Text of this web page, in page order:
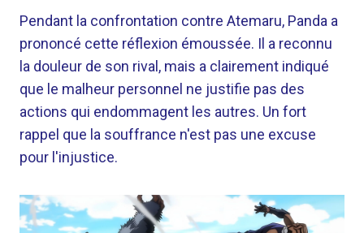
Pendant la confrontation contre Atemaru, Panda a
prononcé cette réflexion émoussée. Il a reconnu
la douleur de son rival, mais a clairement indiqué
que le malheur personnel ne justifie pas des
actions qui endommagent les autres. Un fort
rappel que la souffrance n'est pas une excuse
pour l'injustice.